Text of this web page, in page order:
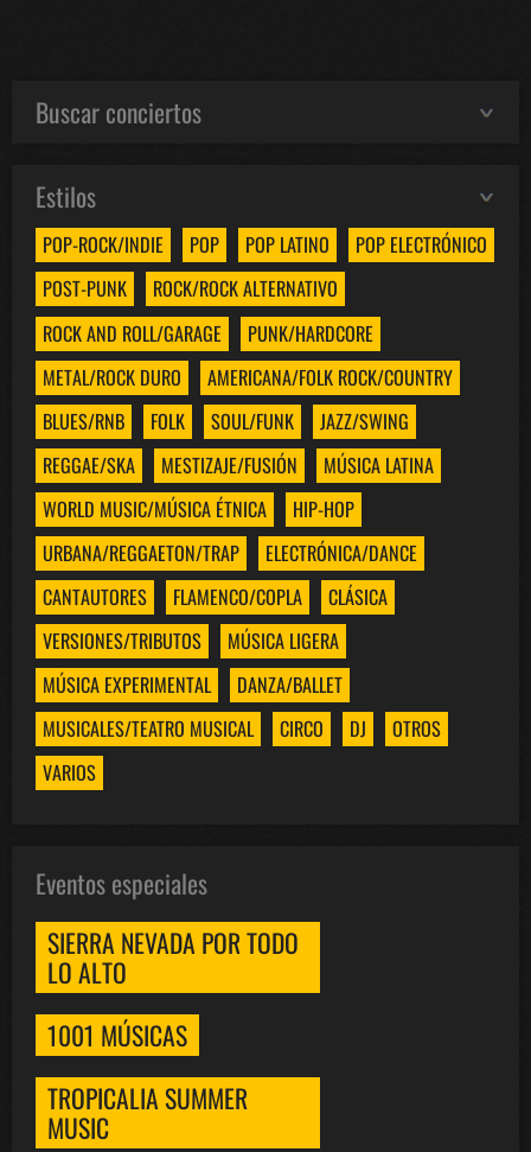
Buscar conciertos
Estilos
POP-ROCK/INDIE POP POP LATINO
POP ELECTRÓNICO
POST-PUNK
ROCK/ROCK ALTERNATIVO
ROCK AND ROLL/GARAGE
PUNK/HARDCORE
METAL/ROCK DURO
AMERICANA/FOLK ROCK/COUNTRY
BLUES/RNB
FOLK SOUL/FUNK
JAZZ/SWING
REGGAE/SKA
MESTIZAJE/FUSIÓN
MÚSICA LATINA
WORLD MUSIC/MÚSICA ÉTNICA
HIP-HOP
URBANA/REGGAETON/TRAP
ELECTRÓNICA/DANCE
CANTAUTORES
FLAMENCO/COPLA
CLÁSICA
VERSIONES/TRIBUTOS
MÚSICA LIGERA
MÚSICA EXPERIMENTAL
DANZA/BALLET
MUSICALES/TEATRO MUSICAL
CIRCO DJ
OTROS
VARIOS
Eventos especiales
SIERRA NEVADA POR TODO
LO ALTO
1001 MÚSICAS
TROPICALIA SUMMER
MUSIC